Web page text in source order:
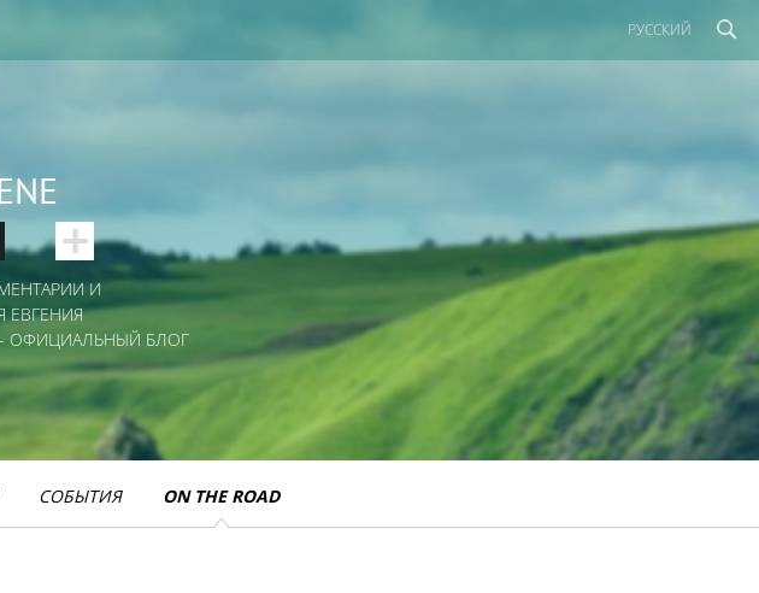
РУССКИЙ
И
ЕВГЕНИЯ
ОФИЦИАЛЬНЫЙ БЛОГ
СОБЫТИЯ ON THE ROAD